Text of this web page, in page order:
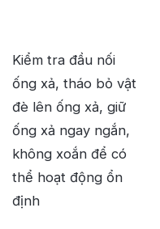
Kiểm tra đầu nối
ống xả, tháo bỏ vật
đè lên ống xả, giữ
ống xả ngay ngắn,
không xoắn để có
thể hoạt động ổn
định